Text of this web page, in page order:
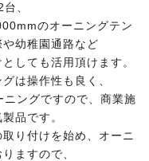
、
のオーニングテン
幼稚園通路など
しても活用頂けます。
は操作性も良く、
ングですので、商業施
品です。
り付けを始め、オーニ
ますので、